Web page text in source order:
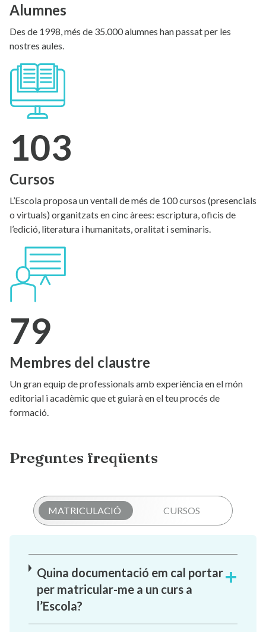
Alumnes
Des de 1998, més de 35.000 alumnes han passat per les
nostres aules.
103
Cursos
L’Escola proposa un ventall de més de 100 cursos (presencials
o virtuals) organitzats en cinc àrees: escriptura, oficis de
l’edició, literatura i humanitats, oralitat i seminaris.
79
Membres del claustre
Un gran equip de professionals amb experiència en el món
editorial i acadèmic que et guiarà en el teu procés de
formació.
Preguntes freqüents
MATRICULACIÓ CURSOS
Quina documentació em cal portar
per matricular-me a un curs a
l’Escola?